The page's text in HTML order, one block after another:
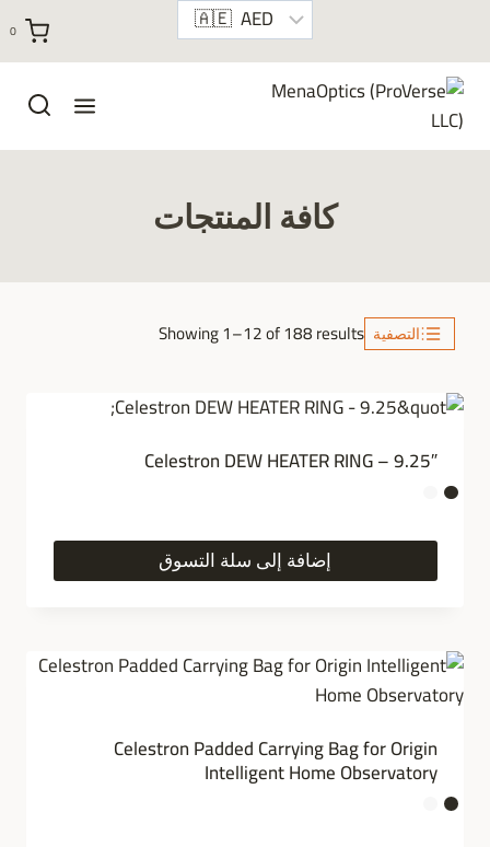
المحتوى
0
كافة المنتجات
التصفية Showing 1–12 of 188 results
Sorted
latest
Celestron DEW HEATER RING – 9.25″
إضافة إلى سلة التسوق
Celestron Padded Carrying Bag for Origin
Intelligent Home Observatory